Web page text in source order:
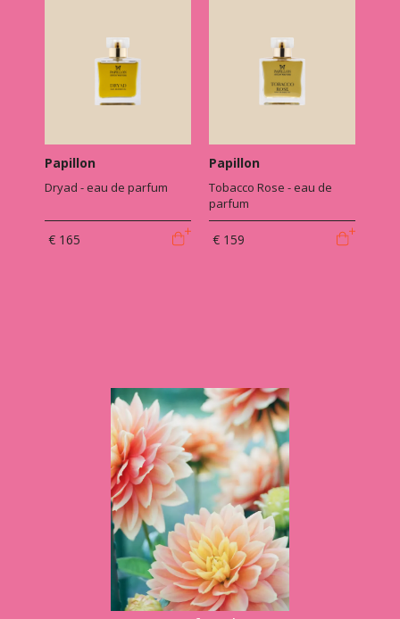
Papillon
Dryad - eau de parfum
€ 165
Papillon
Tobacco Rose - eau de
parfum
€ 159